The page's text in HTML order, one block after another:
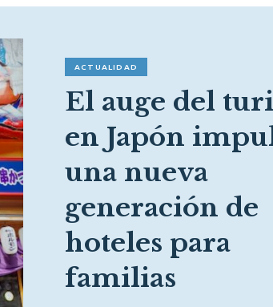
ACTUALIDAD
El auge del
en Japón
una nueva
generación de
hoteles para
familias